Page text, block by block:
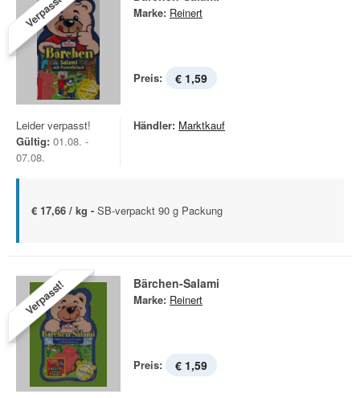
Verpasst! Marke: Reinert
Preis: € 1,59
Leider verpasst!
Gültig: 01.08. -
07.08.
Händler: Marktkauf
€ 17,66 / kg - SB-verpackt 90 g Packung
Verpasst! Bärchen-Salami
Marke: Reinert
Preis: € 1,59